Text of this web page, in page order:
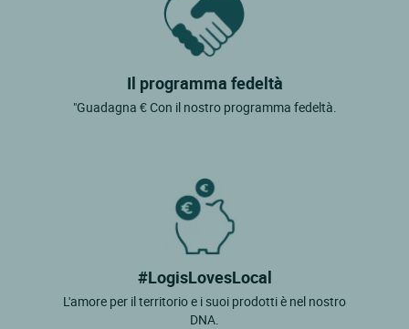
Il programma fedeltà
"Guadagna € Con il nostro programma fedeltà.
#LogisLovesLocal
L'amore per il territorio e i suoi prodotti è nel nostro
DNA.